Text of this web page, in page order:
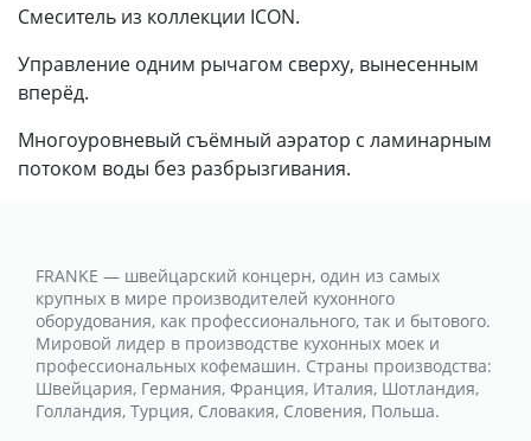
Смеситель из коллекции ICON.
Управление одним рычагом сверху, вынесенным
вперёд.
Многоуровневый съёмный аэратор с ламинарным
потоком воды без разбрызгивания.
FRANKE — швейцарский концерн, один из самых
крупных в мире производителей кухонного
оборудования, как профессионального, так и бытового.
Мировой лидер в производстве кухонных моек и
профессиональных кофемашин. Страны производства:
Швейцария, Германия, Франция, Италия, Шотландия,
Голландия, Турция, Словакия, Словения, Польша.